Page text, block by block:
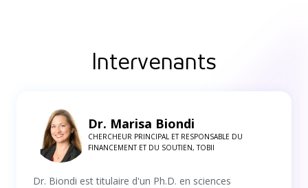
Intervenants
Dr. Marisa Biondi
CHERCHEUR PRINCIPAL ET RESPONSABLE DU
FINANCEMENT ET DU SOUTIEN, TOBII
Dr. Biondi est titulaire d'un Ph.D. en sciences